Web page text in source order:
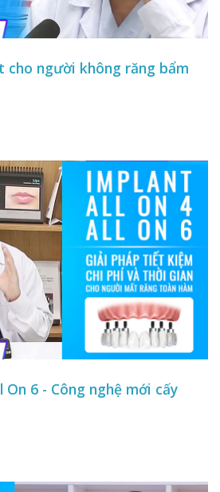
cho người không răng bẩm
6 - Công nghệ mới cấy